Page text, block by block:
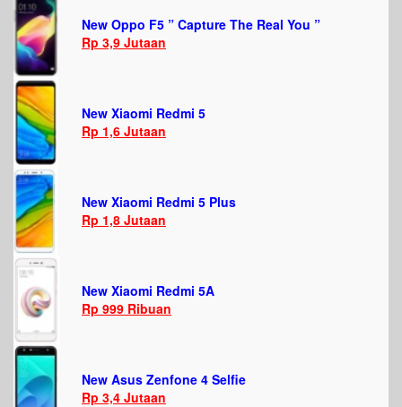
New Oppo F5 ” Capture The Real You ”
Rp 3,9 Jutaan
New Xiaomi Redmi 5
Rp 1,6 Jutaan
New Xiaomi Redmi 5 Plus
Rp 1,8 Jutaan
New Xiaomi Redmi 5A
Rp 999 Ribuan
New Asus Zenfone 4 Selfie
Rp 3,4 Jutaan